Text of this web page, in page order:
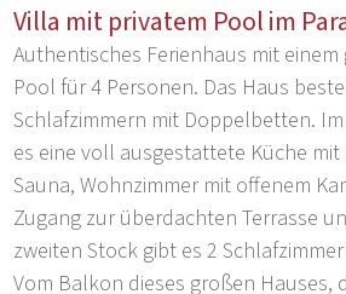
Villa mit privatem Pool im
Authentisches Ferienhaus mit
Pool für 4 Personen. Das Haus
Schlafzimmern mit Doppelbetten.
es eine voll ausgestattete Küche
Sauna, Wohnzimmer mit offenem
Zugang zur überdachten Terrasse
zweiten Stock gibt es 2
Vom Balkon dieses großen Hauses,